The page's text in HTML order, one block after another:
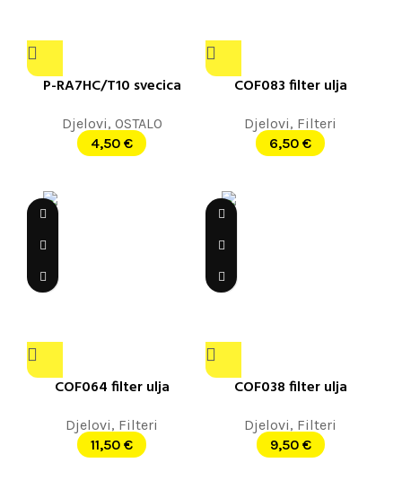
P-RA7HC/T10 svecica
Djelovi, OSTALO
4,50 €
COF083 filter ulja
Djelovi, Filteri
6,50 €
COF064 filter ulja
Djelovi, Filteri
11,50 €
COF038 filter ulja
Djelovi, Filteri
9,50 €